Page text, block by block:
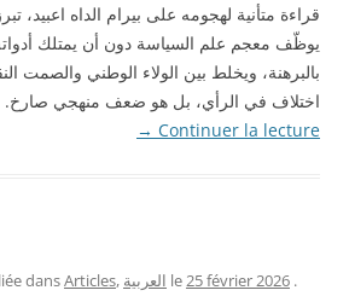
قراءة متأنية لهجومه على بيرام الداه اعبيد،
يوظّف معجم علم السياسة دون أن يمتلك
بالبرهنة، ويخلط بين الولاء الوطني والصمت
اختلاف في الرأي، بل هو ضعف منهجي صارخ.
Continuer la lecture
→
dansArticles, العربية le 25 février 2026 .